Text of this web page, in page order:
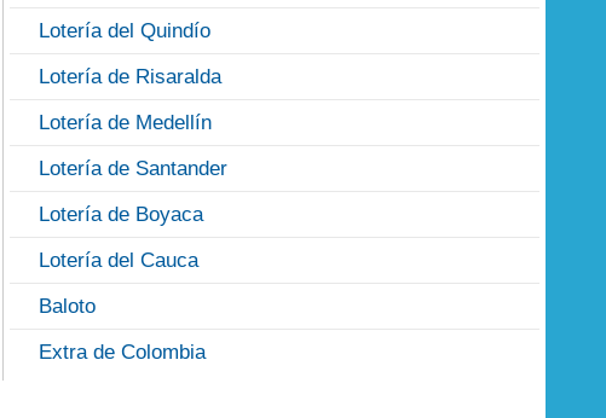
Lotería del Quindío
Lotería de Risaralda
Lotería de Medellín
Lotería de Santander
Lotería de Boyaca
Lotería del Cauca
Baloto
Extra de Colombia